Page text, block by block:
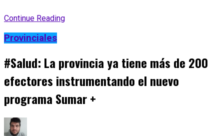
Continue Reading
Provinciales
#Salud: La provincia ya tiene más de 200
efectores instrumentando el nuevo
programa Sumar +